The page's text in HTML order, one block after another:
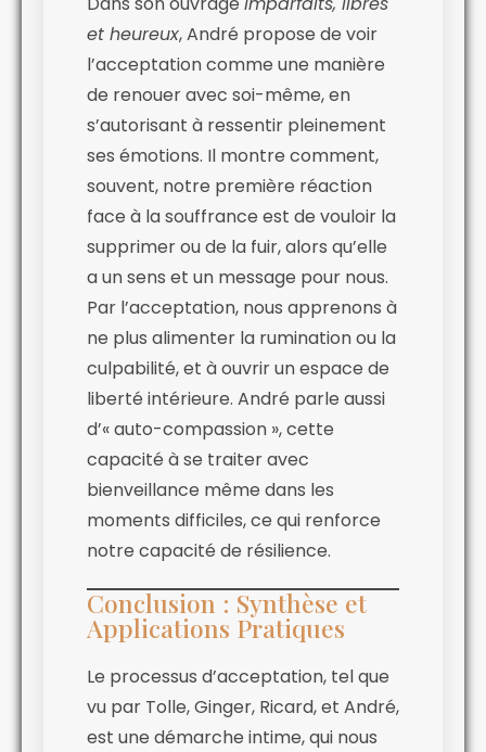
et heureux, André propose de voir
l’acceptation comme une manière
de renouer avec soi-même, en
s’autorisant à ressentir pleinement
ses émotions. Il montre comment,
souvent, notre première réaction
face à la souffrance est de vouloir la
supprimer ou de la fuir, alors qu’elle
a un sens et un message pour nous.
Par l’acceptation, nous apprenons à
ne plus alimenter la rumination ou la
culpabilité, et à ouvrir un espace de
liberté intérieure. André parle aussi
d’« auto-compassion », cette
capacité à se traiter avec
bienveillance même dans les
moments difficiles, ce qui renforce
notre capacité de résilience.
Conclusion : Synthèse et
Applications Pratiques
Le processus d’acceptation, tel que
vu par Tolle, Ginger, Ricard, et André,
est une démarche intime, qui nous